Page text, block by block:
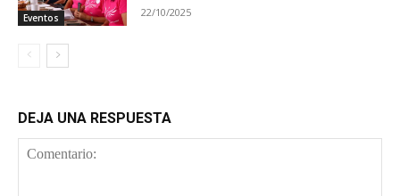
Eventos 22/10/2025
DEJA UNA RESPUESTA